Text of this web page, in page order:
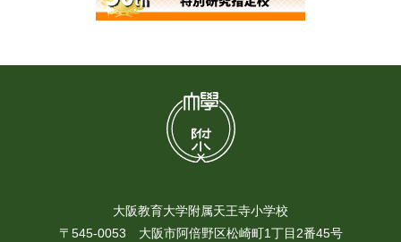
大阪教育大学附属天王寺小学校
〒545-0053 大阪市阿倍野区松崎町1丁目2番45号